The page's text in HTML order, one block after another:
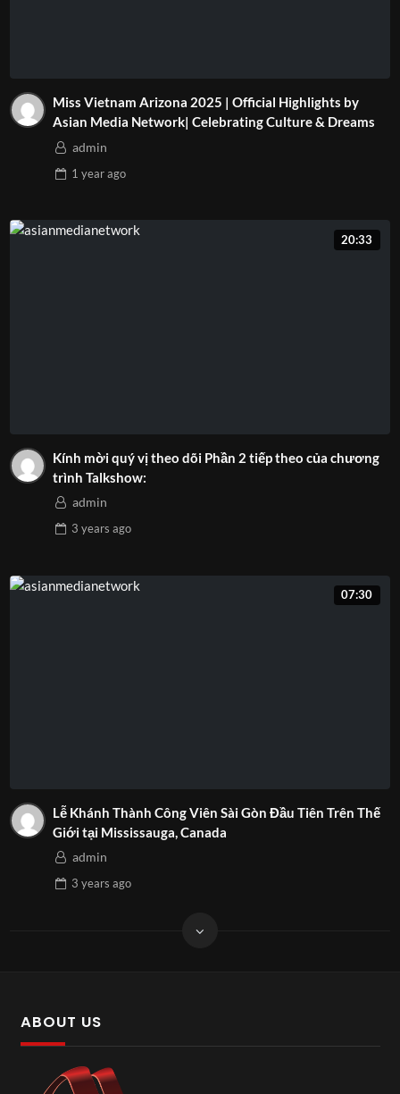
Miss Vietnam Arizona 2025 | Official Highlights by
Asian Media Network| Celebrating Culture & Dreams
admin
1 yearago
20:33
Kính mời quý vị theo dõi Phần 2 tiếp theo của chương
trình Talkshow:
admin
3 years ago
07:30
Lễ Khánh Thành Công Viên Sài Gòn Đầu Tiên Trên Thế
Giới tại Mississauga, Canada
admin
3 years ago
ABOUT US